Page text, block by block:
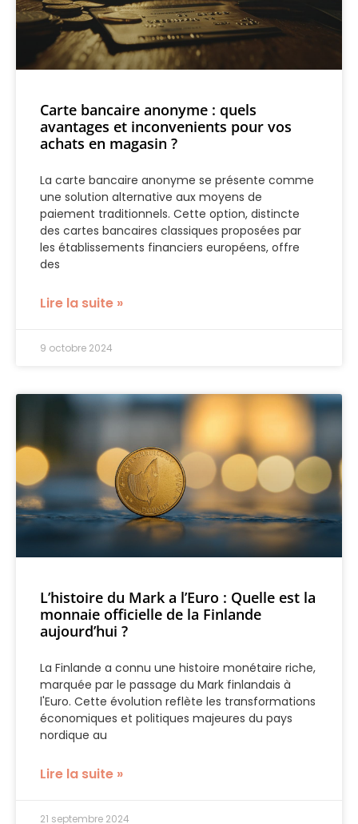
Carte bancaire anonyme : quels
avantages et inconvenients pour vos
achats en magasin ?
La carte bancaire anonyme se présente comme
une solution alternative aux moyens de
paiement traditionnels. Cette option, distincte
des cartes bancaires classiques proposées par
les établissements financiers européens, offre
des
Lire la suite »
9 octobre 2024
L’histoire du Mark a l’Euro : Quelle est la
monnaie officielle de la Finlande
aujourd’hui ?
La Finlande a connu une histoire monétaire riche,
marquée par le passage du Mark finlandais à
l'Euro. Cette évolution reflète les transformations
économiques et politiques majeures du pays
nordique au
Lire la suite »
21 septembre 2024